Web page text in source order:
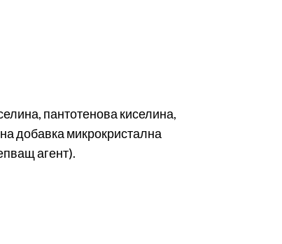
пантотенова киселина,
добавка микрокристална
агент).